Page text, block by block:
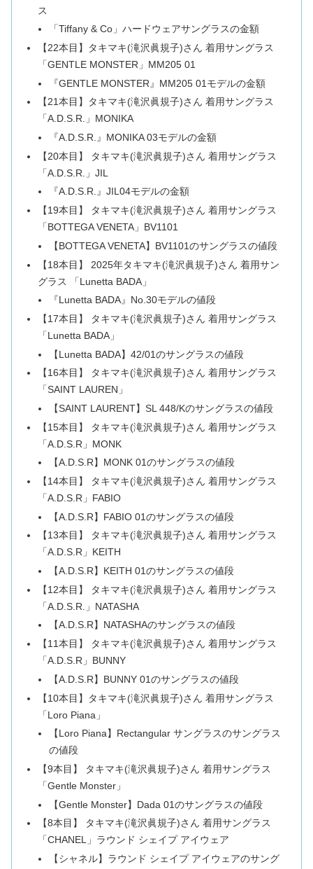
ス
「Tiffany & Co」ハードウェアサングラスの金額
【22本目】タキマキ(滝沢眞規子)さん 着用サングラス
「GENTLE MONSTER」MM205 01
『GENTLE MONSTER』MM205 01モデルの金額
【21本目】タキマキ(滝沢眞規子)さん 着用サングラス
「A.D.S.R.」MONIKA
『A.D.S.R.』MONIKA 03モデルの金額
【20本目】 タキマキ(滝沢眞規子)さん 着用サングラス
「A.D.S.R.」JIL
『A.D.S.R.』JIL04モデルの金額
【19本目】 タキマキ(滝沢眞規子)さん 着用サングラス
「BOTTEGA VENETA」BV1101
【BOTTEGA VENETA】BV1101のサングラスの値段
【18本目】 2025年タキマキ(滝沢眞規子)さん 着用サン
グラス 「Lunetta BADA」
『Lunetta BADA』No.30モデルの値段
【17本目】 タキマキ(滝沢眞規子)さん 着用サングラス
「Lunetta BADA」
【Lunetta BADA】42/01のサングラスの値段
【16本目】 タキマキ(滝沢眞規子)さん 着用サングラス
「SAINT LAUREN」
【SAINT LAURENT】SL 448/Kのサングラスの値段
【15本目】 タキマキ(滝沢眞規子)さん 着用サングラス
「A.D.S.R」MONK
【A.D.S.R】MONK 01のサングラスの値段
【14本目】 タキマキ(滝沢眞規子)さん 着用サングラス
「A.D.S.R」FABIO
【A.D.S.R】FABIO 01のサングラスの値段
【13本目】 タキマキ(滝沢眞規子)さん 着用サングラス
「A.D.S.R」KEITH
【A.D.S.R】KEITH 01のサングラスの値段
【12本目】 タキマキ(滝沢眞規子)さん 着用サングラス
「A.D.S.R.」NATASHA
【A.D.S.R】NATASHAのサングラスの値段
【11本目】 タキマキ(滝沢眞規子)さん 着用サングラス
「A.D.S.R」BUNNY
【A.D.S.R】BUNNY 01のサングラスの値段
【10本目】タキマキ(滝沢眞規子)さん 着用サングラス
「Loro Piana」
【Loro Piana】Rectangular サングラスのサングラス
の値段
【9本目】 タキマキ(滝沢眞規子)さん 着用サングラス
「Gentle Monster」
【Gentle Monster】Dada 01のサングラスの値段
【8本目】 タキマキ(滝沢眞規子)さん 着用サングラス
「CHANEL」ラウンド シェイプ アイウェア
【シャネル】ラウンド シェイプ アイウェアのサング